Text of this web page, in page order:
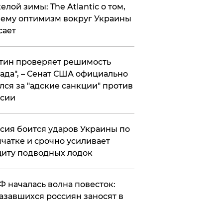
зимы: The Atlantic о том,
оптимизм вокруг Украины
проверяет решимость
– Сенат США официально
за "адские санкции" против
боится ударов Украины по
и срочно усиливает
подводных лодок
началась волна повесток:
россиян заносят в